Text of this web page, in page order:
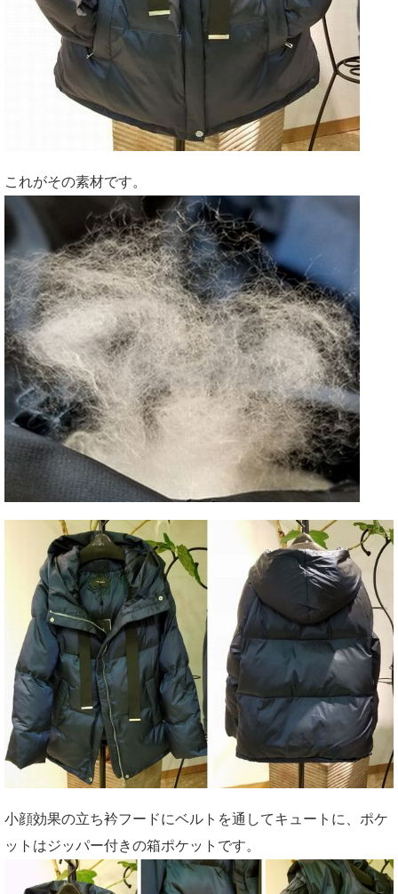
これがその素材です。
小顔効果の立ち衿フードにベルトを通してキュートに、ポケ
ットはジッパー付きの箱ポケットです。